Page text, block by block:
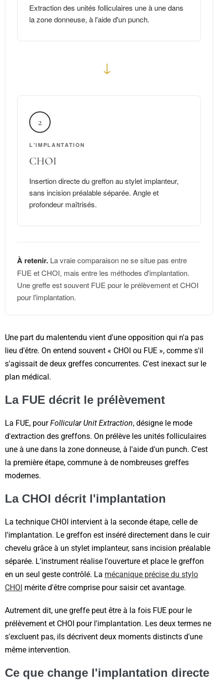
Extraction des unités folliculaires une à une dans
la zone donneuse, à l'aide d'un punch.
→
2
L'IMPLANTATION
CHOI
Insertion directe du greffon au stylet implanteur,
sans incision préalable séparée. Angle et
profondeur maîtrisés.
À retenir. La vraie comparaison ne se situe pas entre
FUE et CHOI, mais entre les méthodes d'implantation.
Une greffe est souvent FUE pour le prélèvement et CHOI
pour l'implantation.
Une part du malentendu vient d'une opposition qui n'a pas
lieu d'être. On entend souvent « CHOI ou FUE », comme s'il
s'agissait de deux greffes concurrentes. C'est inexact sur le
plan médical.
La FUE décrit le prélèvement
La FUE, pourFollicular Unit Extraction, désigne le mode
d'extraction des greffons. On prélève les unités folliculaires
une à une dans la zone donneuse, à l'aide d'un punch. C'est
la première étape, commune à de nombreuses greffes
modernes.
La CHOI décrit l'implantation
La technique CHOI intervient à la seconde étape, celle de
l'implantation. Le greffon est inséré directement dans le cuir
chevelu grâce à un stylet implanteur, sans incision préalable
séparée. L'instrument réalise l'ouverture et place le greffon
en un seul geste contrôlé. La mécanique précise du stylo
CHOI mérite d'être comprise pour saisir cet avantage.
Autrement dit, une greffe peut être à la fois FUE pour le
prélèvement et CHOI pour l'implantation. Les deux termes ne
s'excluent pas, ils décrivent deux moments distincts d'une
même intervention.
Ce que change l'implantation directe